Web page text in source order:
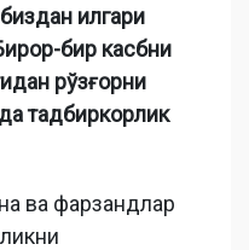
илгари
бир касбни
рўзғорни
тадбиркорлик
ва фарзандлар